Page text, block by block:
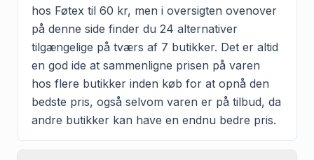
hos Føtex til 60 kr, men i oversigten ovenover
på denne side finder du 24 alternativer
tilgængelige på tværs af 7 butikker. Det er altid
en god ide at sammenligne prisen på varen
hos flere butikker inden køb for at opnå den
bedste pris, også selvom varen er på tilbud, da
andre butikker kan have en endnu bedre pris.